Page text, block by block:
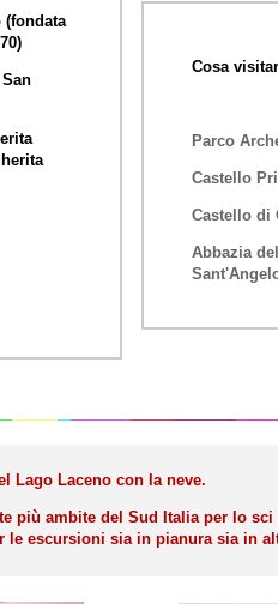
(fondata
Cosa
Parco
Castello
Castello di
Abbazia
Lago Laceno con la neve.
più ambite del Sud Italia per lo
le escursioni sia in pianura sia in